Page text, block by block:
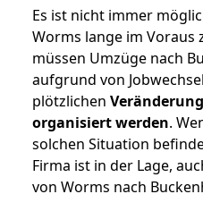
Es ist nicht immer
Worms lange im Voraus
müssen Umzüge nach
aufgrund von
plötzlichen
organisiert werden.
solchen Situation
Firma ist in der Lage,
von Worms nach